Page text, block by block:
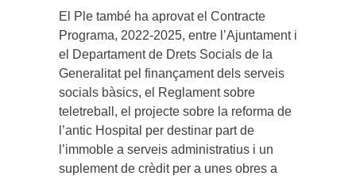
El Ple també ha aprovat el Contracte
Programa, 2022-2025, entre l’Ajuntament i
el Departament de Drets Socials de la
Generalitat pel finançament dels serveis
socials bàsics, el Reglament sobre
teletreball, el projecte sobre la reforma de
l’antic Hospital per destinar part de
l’immoble a serveis administratius i un
suplement de crèdit per a unes obres a